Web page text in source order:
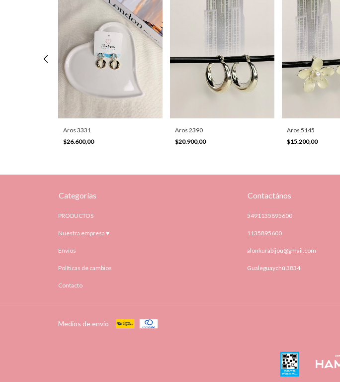
Aros 3331
$26.600,00
Aros 2390
$20.900,00
Aros 5145
$15.200,00
Categorías
PRODUCTOS
Nuestra empresa ♥
Envíos
Políticas de cambios
Contacto
Contactános
5491135895600
1135895600
alonkurabijou@gmail.com
Gualeguaychú 3834
Medios de envío